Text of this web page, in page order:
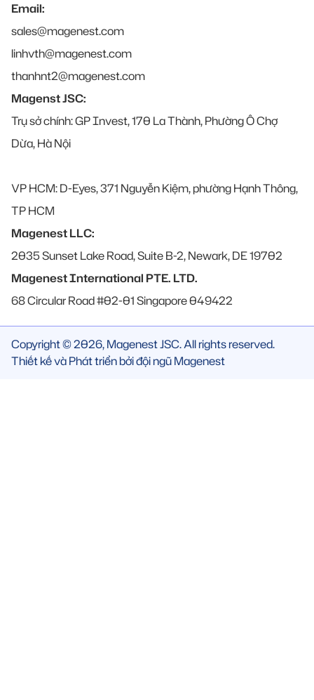
Email:
sales@magenest.com
linhvth@magenest.com
thanhnt2@magenest.com
Magenst JSC:
Trụ sở chính: GP Invest, 170 La Thành, Phường Ô Chợ
Dừa, Hà Nội
VP HCM: D-Eyes, 371 Nguyễn Kiệm, phường Hạnh Thông,
TP HCM
Magenest LLC:
2035 Sunset Lake Road, Suite B-2, Newark, DE 19702
Magenest International PTE. LTD.
68 Circular Road #02-01 Singapore 049422
Copyright © 2026, Magenest JSC. All rights reserved.
Thiết kế và Phát triển bởi đội ngũ Magenest